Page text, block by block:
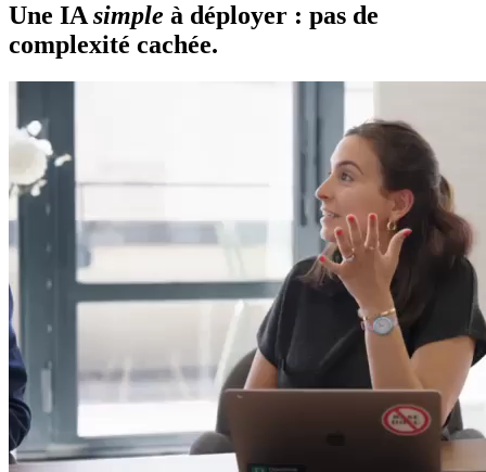
Une IAsimple à déployer : pas de
complexité cachée.